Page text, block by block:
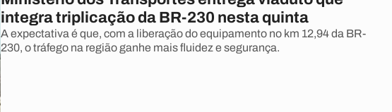
integra triplicação da BR-230 nesta quinta
A expectativa é que, com a liberação do equipamento no km 12,94 da BR-
230, o tráfego na região ganhe mais fluidez e segurança.